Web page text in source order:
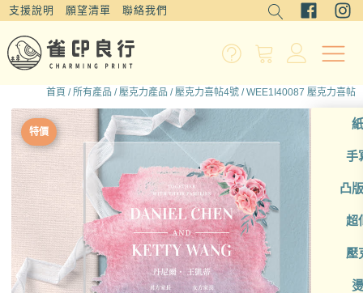
支援說明 願望清單 聯絡我們
手
凸
超
壓
首頁 /所有產品 /壓克力產品 /壓克力喜帖4號 / WEE1I40087 壓克力喜帖
特價